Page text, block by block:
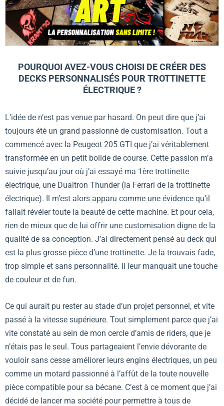
POURQUOI AVEZ-VOUS CHOISI DE CRÉER DES
DECKS PERSONNALISÉS POUR TROTTINETTE
ÉLECTRIQUE ?
L’idée de n’est pas venue par hasard. On peut dire que j’ai
toujours été un grand passionné de customisation. Tout a
commencé avec la Peugeot 205 GTI que j’ai véritablement
transformée en un petit bolide de course. Cette passion m’a
suivie jusqu’au jour où j’ai essayé ma 1ère trottinette
électrique, une Dualtron Thunder (la Ferrari de la trottinette
électrique). Il m’est alors apparu comme une évidence qu’il
fallait révéler toute la beauté de cette machine. Et pour cela,
rien de mieux que de lui offrir une customisation digne de la
qualité de sa conception. J’ai directement pensé au deck qui
est la plus grosse pièce d’une trottinette. Je la trouvais fade,
trop simple et sans personnalité. Il leur manquait une touche
de couleur et de fun.
Ce qui aurait pu rester au stade d’un projet personnel, et vite
passé à la vitesse supérieure. Tout simplement parce que j’ai
vite constaté au sein de mon cercle d’amis de riders, que je
n’étais pas le seul. Tous partageaient l’envie dévorante de
vouloir sans cesse améliorer leurs engins électriques, un peu
comme un motard passionné à l’affût de la toute nouvelle
pièce compatible pour sa bécane. C’est à ce moment que j’ai
décidé de lancer ma société pour permettre à tous de